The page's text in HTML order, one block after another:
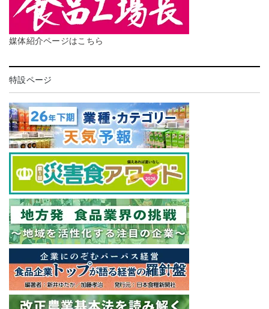
媒体紹介ページはこちら
特設ページ